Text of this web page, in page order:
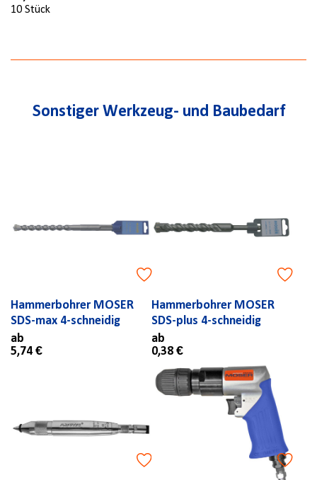
10 Stück
Sonstiger Werkzeug- und Baubedarf
Hammerbohrer MOSER
SDS-max 4-schneidig
ab
5,74 €
Hammerbohrer MOSER
SDS-plus 4-schneidig
ab
0,38 €